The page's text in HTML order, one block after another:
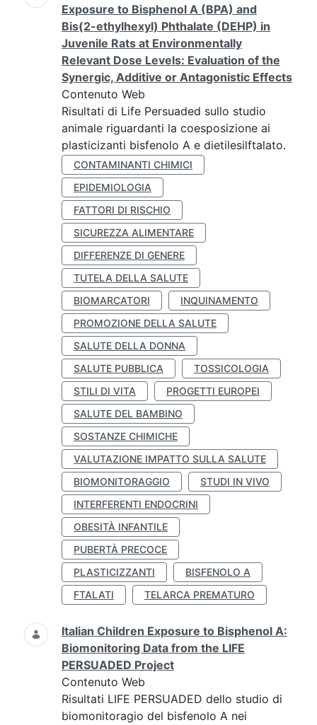
Exposure to Bisphenol A (BPA) and
Bis(2-ethylhexyl) Phthalate (DEHP) in
Juvenile Rats at Environmentally
Relevant Dose Levels: Evaluation of the
Synergic, Additive or Antagonistic Effects
Contenuto Web
Risultati di Life Persuaded sullo studio
animale riguardanti la coesposizione ai
plasticizanti bisfenolo A e dietilesilftalato.
CONTAMINANTI CHIMICI
EPIDEMIOLOGIA
FATTORI DI RISCHIO
SICUREZZA ALIMENTARE
DIFFERENZE DI GENERE
TUTELA DELLA SALUTE
BIOMARCATORI
INQUINAMENTO
PROMOZIONE DELLA SALUTE
SALUTE DELLA DONNA
SALUTE PUBBLICA
TOSSICOLOGIA
STILI DI VITA
PROGETTI EUROPEI
SALUTE DEL BAMBINO
SOSTANZE CHIMICHE
VALUTAZIONE IMPATTO SULLA SALUTE
BIOMONITORAGGIO
STUDI IN VIVO
INTERFERENTI ENDOCRINI
OBESITÀ INFANTILE
PUBERTÀ PRECOCE
PLASTICIZZANTI
BISFENOLO A
FTALATI
TELARCA PREMATURO
Italian Children Exposure to Bisphenol A:
Biomonitoring Data from the LIFE
PERSUADED Project
Contenuto Web
Risultati LIFE PERSUADED dello studio di
biomonitoragio del bisfenolo A nei